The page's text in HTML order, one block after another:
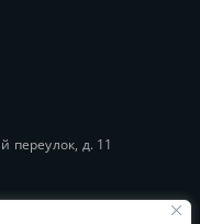
переулок, д. 11